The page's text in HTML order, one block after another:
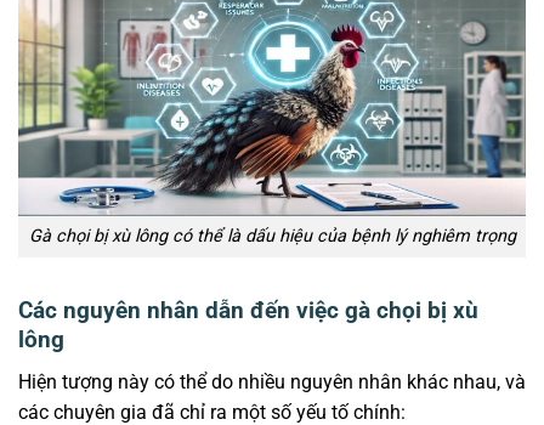
Gà chọi bị xù lông có thể là dấu hiệu của bệnh lý nghiêm trọng
Các nguyên nhân dẫn đến việc gà chọi bị xù
lông
Hiện tượng này có thể do nhiều nguyên nhân khác nhau, và
các chuyên gia đã chỉ ra một số yếu tố chính: